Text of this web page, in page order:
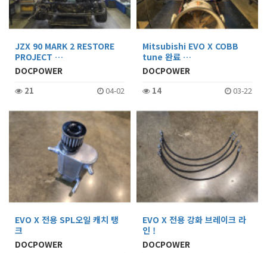
JZX 90 MARK 2 RESTORE
PROJECT …
DOCPOWER
21 04-02
Mitsubishi EVO X COBB
tune 완료 …
DOCPOWER
14 03-22
EVO X 전용 SPL오일 캐치 탱
크
DOCPOWER
EVO X 전용 강화 브레이크 라
인 !
DOCPOWER